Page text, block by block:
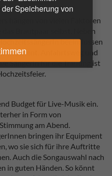
Speicherung von
hängen von vielen Faktoren
Brautpaar selbst. Neben
beeinflussen
Anfahrtsweg und
e SängerIn für die Trauung ist
Budget für Live-Musik ein.
in Form von
am Abend.
bringen ihr Equipment
wo sie sich für ihre Auftritte
Auch die Songauswahl nach
in guten Händen. So könnt